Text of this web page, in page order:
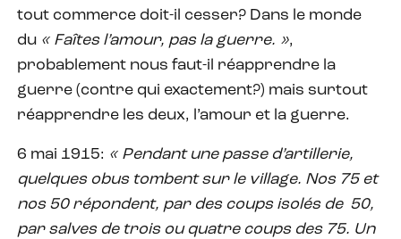
tout commerce doit-il cesser? Dans le monde
du « Faîtes l’amour, pas la guerre. »,
probablement nous faut-il réapprendre la
guerre (contre qui exactement?) mais surtout
réapprendre les deux, l’amour et la guerre.
6 mai 1915: « Pendant une passe d’artillerie,
quelques obus tombent sur le village. Nos 75 et
nos 50 répondent, par des coups isolés de 50,
par salves de trois ou quatre coups des 75. Un